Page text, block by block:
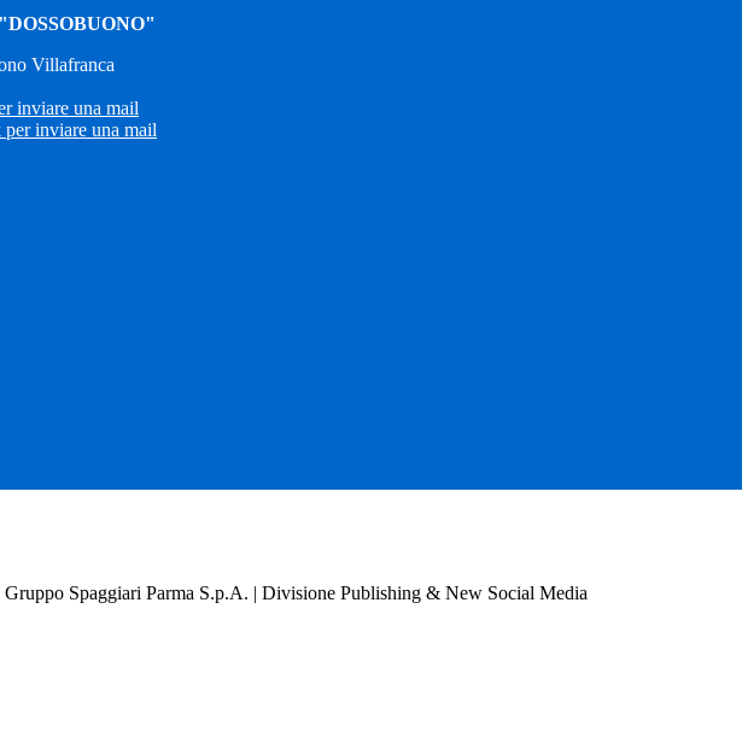
Villafranca
inviare una mail
inviare una mail
Spaggiari Parma S.p.A. | Divisione Publishing & New Social Media